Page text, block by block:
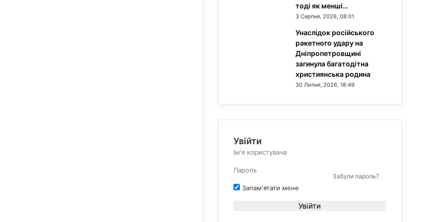
тоді як менші…
3 Серпня, 2026, 08:01
Унаслідок російського
ракетного удару на
Дніпропетровщині
загинула багатодітна
християнська родина
30 Липня, 2026, 18:49
Увійти
Забули пароль?
Запам'ятати мене
Увійти